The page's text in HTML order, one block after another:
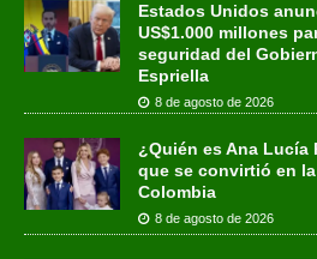
Estados Unidos
US$1.000 millones
seguridad del
Espriella
8 de agosto de 2026
¿Quién es Ana Lucía
que se convirtió en
Colombia
8 de agosto de 2026